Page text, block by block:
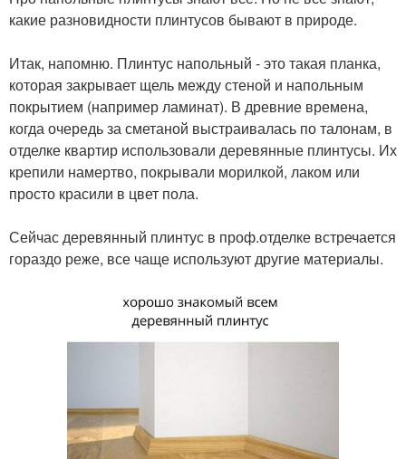
какие разновидности плинтусов бывают в природе.
Итак, напомню. Плинтус напольный - это такая планка,
которая закрывает щель между стеной и напольным
покрытием (например ламинат). В древние времена,
когда очередь за сметаной выстраивалась по талонам, в
отделке квартир использовали деревянные плинтусы. Их
крепили намертво, покрывали морилкой, лаком или
просто красили в цвет пола.
Сейчас деревянный плинтус в проф.отделке встречается
гораздо реже, все чаще используют другие материалы.